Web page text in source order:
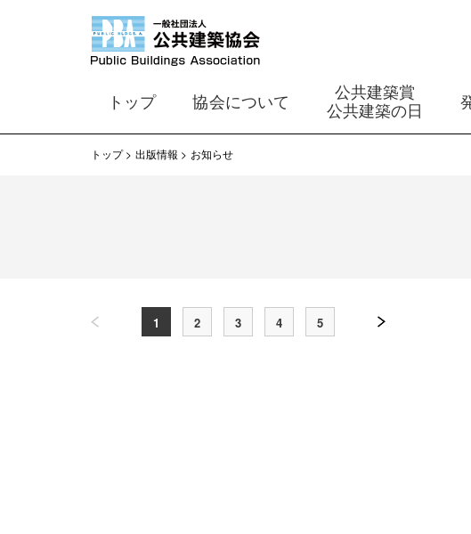
トップ 協会について
公共建築賞
公共建築の日
トップ 出版情報 お知らせ
1 2 3 4 5